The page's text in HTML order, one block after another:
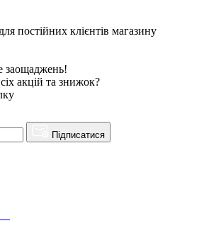
постійних клієнтів магазину
заощаджень!
акцій та знижок?
Підписатися